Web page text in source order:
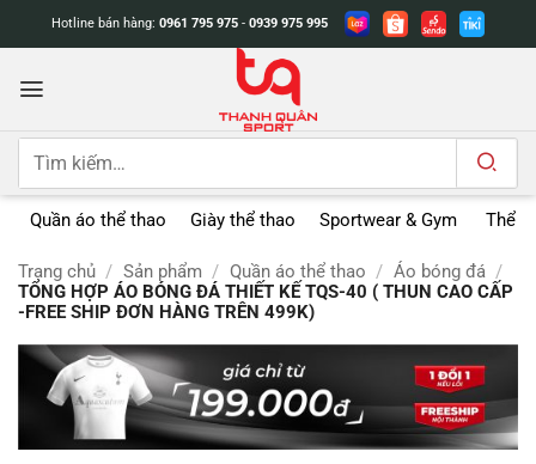
dung
Hotline bán hàng: 0961 795 975 - 0939 975 995
Tìm
Quần áo thể thao Giày thể thao Sportwear & Gym Thể
Trang chủ / Sản phẩm / Quần áo thể thao / Áo bóng đá /
TỔNG HỢP ÁO BÓNG ĐÁ THIẾT KẾ TQS-40 ( THUN CAO CẤP
-FREE SHIP ĐƠN HÀNG TRÊN 499K)